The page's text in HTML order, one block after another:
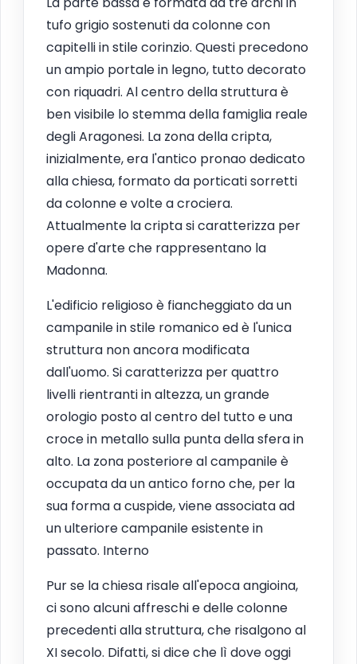
tufo grigio sostenuti da colonne con
capitelli in stile corinzio. Questi precedono
un ampio portale in legno, tutto decorato
con riquadri. Al centro della struttura è
ben visibile lo stemma della famiglia reale
degli Aragonesi. La zona della cripta,
inizialmente, era l'antico pronao dedicato
alla chiesa, formato da porticati sorretti
da colonne e volte a crociera.
Attualmente la cripta si caratterizza per
opere d'arte che rappresentano la
Madonna.
L'edificio religioso è fiancheggiato da un
campanile in stile romanico ed è l'unica
struttura non ancora modificata
dall'uomo. Si caratterizza per quattro
livelli rientranti in altezza, un grande
orologio posto al centro del tutto e una
croce in metallo sulla punta della sfera in
alto. La zona posteriore al campanile è
occupata da un antico forno che, per la
sua forma a cuspide, viene associata ad
un ulteriore campanile esistente in
passato. Interno
Pur se la chiesa risale all'epoca angioina,
ci sono alcuni affreschi e delle colonne
precedenti alla struttura, che risalgono al
XI secolo. Difatti, si dice che lì dove oggi